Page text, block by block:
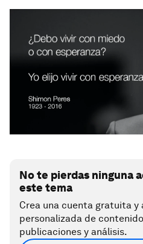
No te pierdas ninguna
este tema
Crea una cuenta gratuita
personalizada de
publicaciones y análisis.